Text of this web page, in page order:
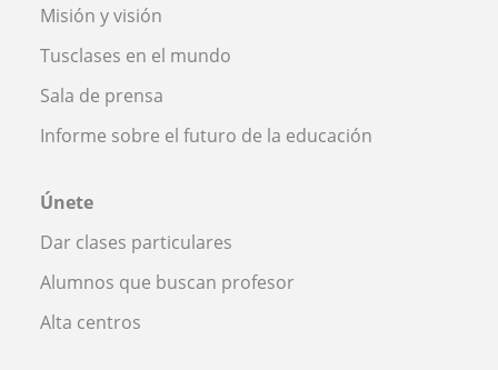
Misión y visión
Tusclases en el mundo
Sala de prensa
Informe sobre el futuro de la educación
Únete
Dar clases particulares
Alumnos que buscan profesor
Alta centros